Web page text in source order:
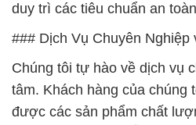
duy trì các tiêu chuẩn an
### Dịch Vụ Chuyên Nghiệp
Chúng tôi tự hào về dịch vụ
tâm. Khách hàng của chúng
được các sản phẩm chất